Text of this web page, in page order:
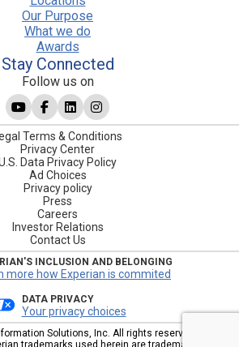
Our Purpose
What we do
Awards
Stay Connected
Follow us on
Terms & Conditions
Privacy Center
Data Privacy Policy
Ad Choices
Privacy policy
Press
Careers
Investor Relations
Contact Us
INCLUSION AND BELONGING
more how Experian is commited
DATA PRIVACY
Your privacy choices
Solutions, Inc. All rights reserved.
trademarks used herein are trademarks or